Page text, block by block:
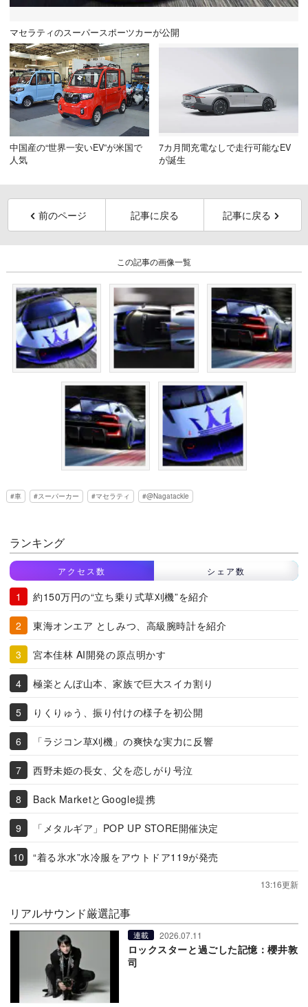
マセラティのスーパースポーツカーが公開
中国産の“世界一安いEV”が米国で
人気
7カ月間充電なしで走行可能なEV
が誕生
前のページ 記事に戻る 記事に戻る
この記事の画像一覧
車 スーパーカー マセラティ @Nagatackle
ランキング
アクセス数 シェア数
約150万円の“立ち乗り式草刈機”を紹介
東海オンエア としみつ、高級腕時計を紹介
宮本佳林 AI開発の原点明かす
極楽とんぼ山本、家族で巨大スイカ割り
りくりゅう、振り付けの様子を初公開
「ラジコン草刈機」の爽快な実力に反響
西野未姫の長女、父を恋しがり号泣
Back MarketとGoogle提携
「メタルギア」POP UP STORE開催決定
“着る氷水”水冷服をアウトドア119が発売
13:16更新
リアルサウンド厳選記事
連載 2026.07.11
ロックスターと過ごした記憶：櫻井敦
司